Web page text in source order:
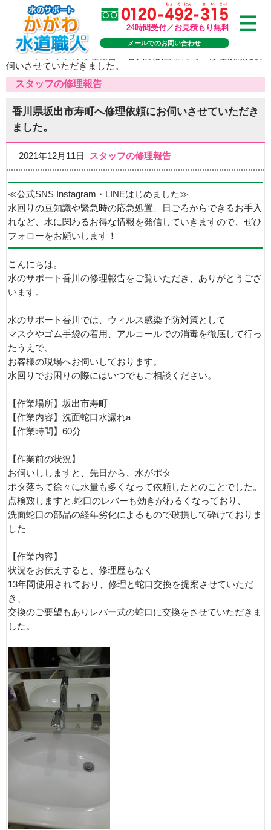
24時間受付／お見積もり無料
メールでのお問い合わせ
TOP>スタッフの修理報告
伺いさせていただきました。
スタッフの修理報告
香川県坂出市寿町へ修理依頼にお伺いさせていただき
ました。
2021年12月11日 スタッフの修理報告
≪公式SNS Instagram・LINEはじめました≫
水回りの豆知識や緊急時の応急処置、日ごろからできるお手入
れなど、水に関わるお得な情報を発信していきますので、ぜひ
フォローをお願いします！
こんにちは。
水のサポート香川の修理報告をご覧いただき、ありがとうござ
います。
水のサポート香川では、ウィルス感染予防対策として
マスクやゴム手袋の着用、アルコールでの消毒を徹底して行っ
たうえで、
お客様の現場へお伺いしております。
水回りでお困りの際にはいつでもご相談ください。
【作業場所】坂出市寿町
【作業内容】洗面蛇口水漏れa
【作業時間】60分
【作業前の状況】
お伺いししますと、先日から、水がポタ
ポタ落ちて徐々に水量も多くなって依頼したとのことでした。
点検致しますと,蛇口のレバーも効きがわるくなっており、
洗面蛇口の部品の経年劣化によるもので破損して砕けておりま
した
【作業内容】
状況をお伝えすると、修理歴もなく
13年間使用されており、修理と蛇口交換を提案させていただ
き、
交換のご要望もありレバー式の蛇口に交換をさせていただきま
した。